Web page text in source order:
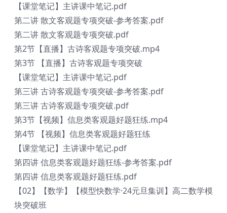
【课堂笔记】主讲课中笔记.pdf
第二讲 散文客观题专项突破-参考答案.pdf
第二讲 散文客观题专项突破.pdf
第2节【直播】古诗客观题专项突破.mp4
第3节 【直播】古诗客观题专项突破
【课堂笔记】主讲课中笔记.pdf
第三讲 古诗客观题专项突破-参考答案.pdf
第三讲 古诗客观题专项突破.pdf
第3节【视频】信息类客观题好题狂练.mp4
第4节 【视频】信息类客观题好题狂练
【课堂笔记】主讲课中笔记.pdf
第四讲 信息类客观题好题狂练-参考答案.pdf
第四讲 信息类客观题好题狂练.pdf
【02】【数学】【模型快数学·24元旦集训】高二数学模
块突破班